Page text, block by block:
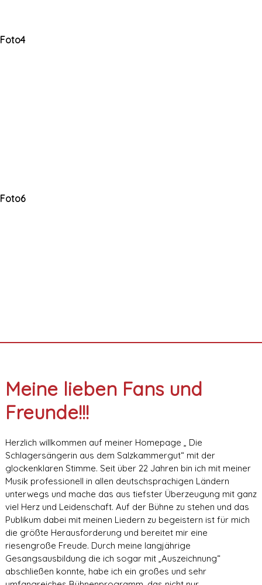
Foto4
Foto6
Meine lieben Fans und
Freunde!!!
Herzlich willkommen auf meiner Homepage „ Die
Schlagersängerin aus dem Salzkammergut“ mit der
glockenklaren Stimme. Seit über 22 Jahren bin ich mit meiner
Musik professionell in allen deutschsprachigen Ländern
unterwegs und mache das aus tiefster Überzeugung mit ganz
viel Herz und Leidenschaft. Auf der Bühne zu stehen und das
Publikum dabei mit meinen Liedern zu begeistern ist für mich
die größte Herausforderung und bereitet mir eine
riesengroße Freude. Durch meine langjährige
Gesangsausbildung die ich sogar mit „Auszeichnung“
abschließen konnte, habe ich ein großes und sehr